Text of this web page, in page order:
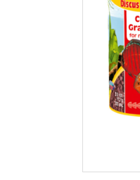
Cốt nền
Máy
Khoáng
Máy
Thiết bị
Thuốc &